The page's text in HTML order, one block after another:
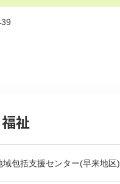
祉
域包括支援センター(早来地区)